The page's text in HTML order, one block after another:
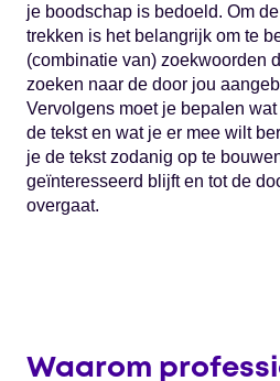
je boodschap is bedoeld. Om
trekken is het belangrijk om te
(combinatie van) zoekwoorden
zoeken naar de door jou
Vervolgens moet je bepalen
de tekst en wat je er mee wilt
je de tekst zodanig op te
geïnteresseerd blijft en tot de
overgaat.
Waarom